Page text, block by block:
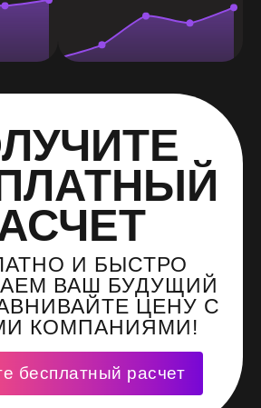
И БЫСТРО
ВАШ БУДУЩИЙ
ЦЕНУ С
КОМПАНИЯМИ!
бесплатный расчет